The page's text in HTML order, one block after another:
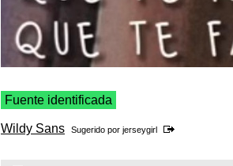
Fuente identificada
Wildy Sans Sugerido por jerseygirl